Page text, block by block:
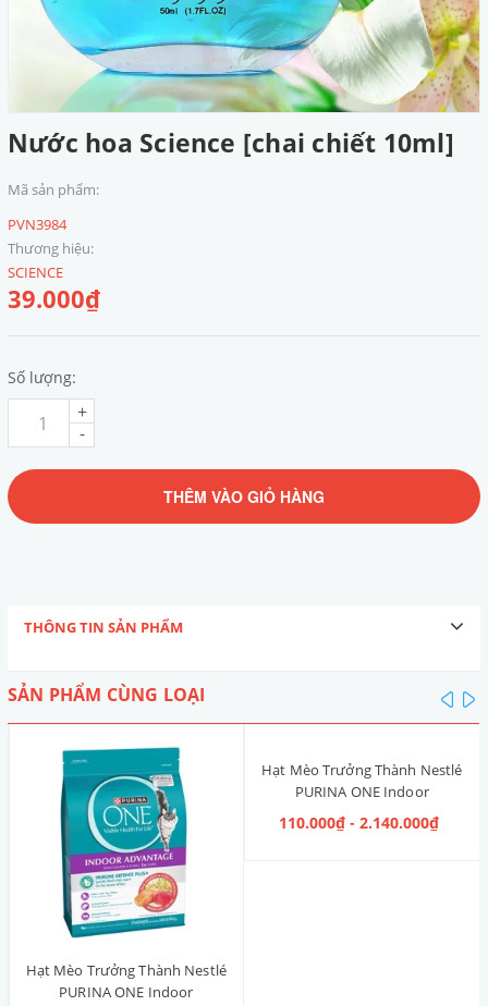
Nước hoa Science [chai chiết 10ml]
Mã sản phẩm:
PVN3984
Thương hiệu:
SCIENCE
39.000₫
Số lượng:
-
+
THÊM VÀO GIỎ HÀNG
THÔNG TIN SẢN PHẨM
SẢN PHẨM CÙNG LOẠI
Hạt Mèo Trưởng Thành Nestlé
PURINA ONE Indoor
Hạt Mèo Trưởng Thành Nestlé
PURINA ONE Indoor
Advantage [Vị Gà]
110.000₫ - 2.140.000₫